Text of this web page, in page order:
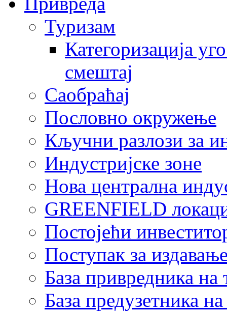
Туризам
Категоризација
смештај
Саобраћај
Пословно окружење
Кључни разлози за
Индустријске зоне
Нова централна
GREENFIELD
Постојећи
Поступак за
База привредника
База предузетника